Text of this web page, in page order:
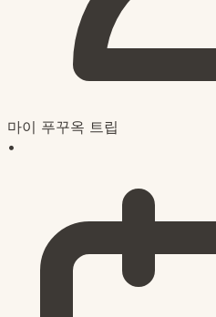
마이 푸꾸옥 트립
•